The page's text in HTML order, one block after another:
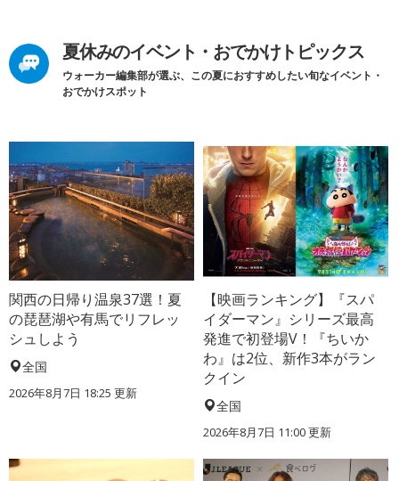
夏休みのイベント・おでかけトピックス
ウォーカー編集部が選ぶ、この夏におすすめしたい旬なイベント・
おでかけスポット
関西の日帰り温泉37選！夏
の琵琶湖や有馬でリフレッ
シュしよう
全国
2026年8月7日 18:25 更新
【映画ランキング】『スパ
イダーマン』シリーズ最高
発進で初登場V！『ちいか
わ』は2位、新作3本がラン
クイン
全国
2026年8月7日 11:00更新